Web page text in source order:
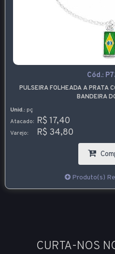
Cód.:
PULSEIRA FOLHEADA A PRATA
BANDEIRA
Unid.: pç
Atacado: R$ 17,40
Varejo: R$ 34,80
Produto(s)
CURTA-NOS